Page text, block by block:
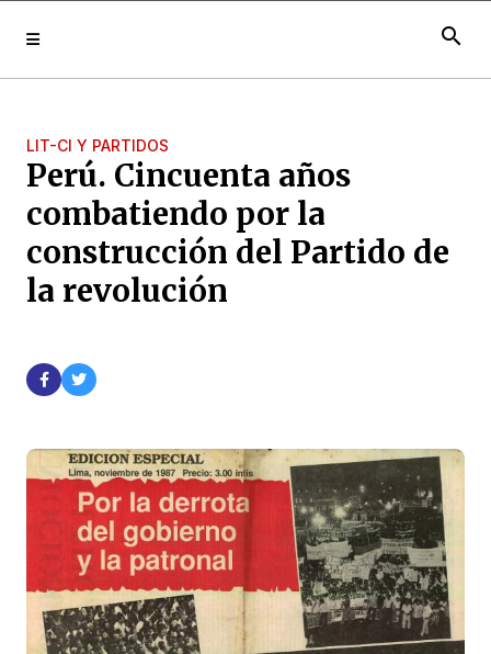
search
LIT-CI Y PARTIDOS
Perú. Cincuenta años
combatiendo por la
construcción del Partido de
la revolución